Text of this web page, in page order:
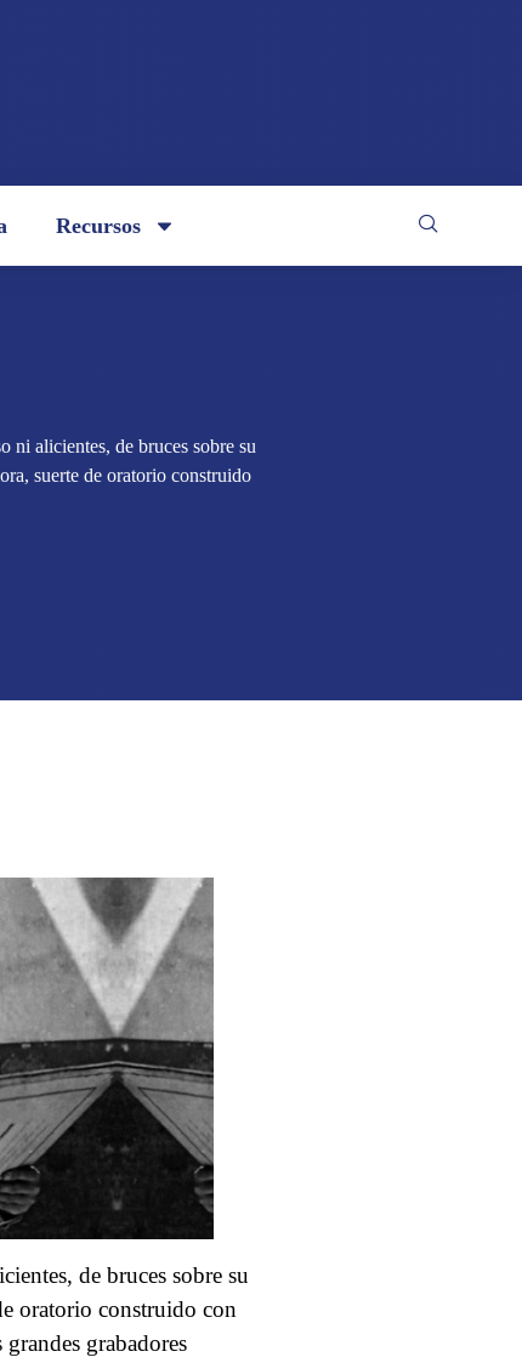
Recursos
ni alicientes, de bruces sobre su
suerte de oratorio construido
de bruces sobre su
oratorio construido con
grabadores